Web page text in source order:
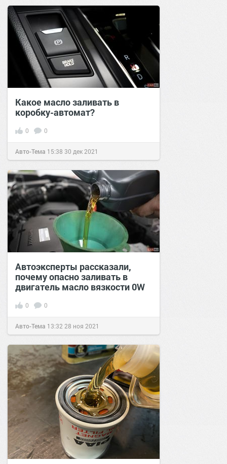
Какое масло заливать в
коробку-автомат?
0 0
Авто-Тема 15:38 30 дек 2021
Автоэксперты рассказали,
почему опасно заливать в
двигатель масло вязкости 0W
0 0
Авто-Тема 13:32 28 ноя 2021